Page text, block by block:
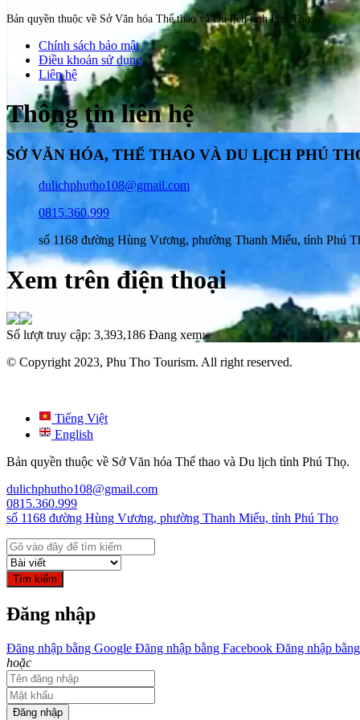
Bản quyền thuộc về Sở Văn hóa Thể thao và Du lịch tỉnh Phú Thọ.
Chính sách bảo mật
Điều khoản sử dụng
Liên hệ
Thông tin liên hệ
SỞ VĂN HÓA, THỂ THAO VÀ DU LỊCH PHÚ
dulichphutho108@gmail.com
0815.360.999
số 1168 đường Hùng Vương, phường Thanh Miếu, tỉnh Phú
Xem trên điện thoại
Số lượt truy cập: 3,393,186 Đang xem:
© Copyright 2023, Phu Tho Tourism. All right reserved.
Tiếng Việt
English
Bản quyền thuộc về Sở Văn hóa Thể thao và Du lịch tỉnh Phú Thọ.
dulichphutho108@gmail.com
0815.360.999
số 1168 đường Hùng Vương, phường Thanh Miếu, tỉnh Phú Thọ
Tìm kiếm
Đăng nhập
Đăng nhập bằng Google Đăng nhập bằng Facebook Đăng nhập
hoặc
Đăng nhập